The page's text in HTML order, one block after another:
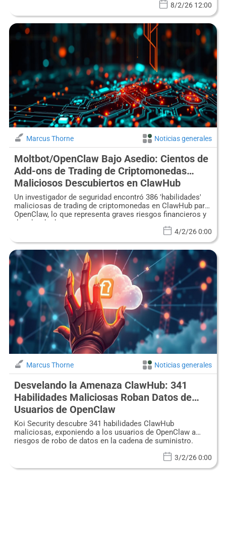
8/2/26 12:00
Marcus Thorne Noticias generales
Moltbot/OpenClaw Bajo Asedio: Cientos de
Add-ons de Trading de Criptomonedas
Maliciosos Descubiertos en ClawHub
Un investigador de seguridad encontró 386 'habilidades'
maliciosas de trading de criptomonedas en ClawHub para
OpenClaw, lo que representa graves riesgos financieros y
de robo de datos.
4/2/26 0:00
Marcus Thorne Noticias generales
Desvelando la Amenaza ClawHub: 341
Habilidades Maliciosas Roban Datos de
Usuarios de OpenClaw
Koi Security descubre 341 habilidades ClawHub
maliciosas, exponiendo a los usuarios de OpenClaw a
riesgos de robo de datos en la cadena de suministro.
3/2/26 0:00